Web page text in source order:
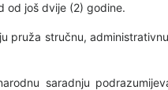
od još dvije (2) godine.
pruža stručnu,
saradnju